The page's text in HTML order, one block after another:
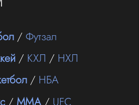
/Футзал
/ КХЛ / НХЛ
/ НБА
/ ММА / UFC